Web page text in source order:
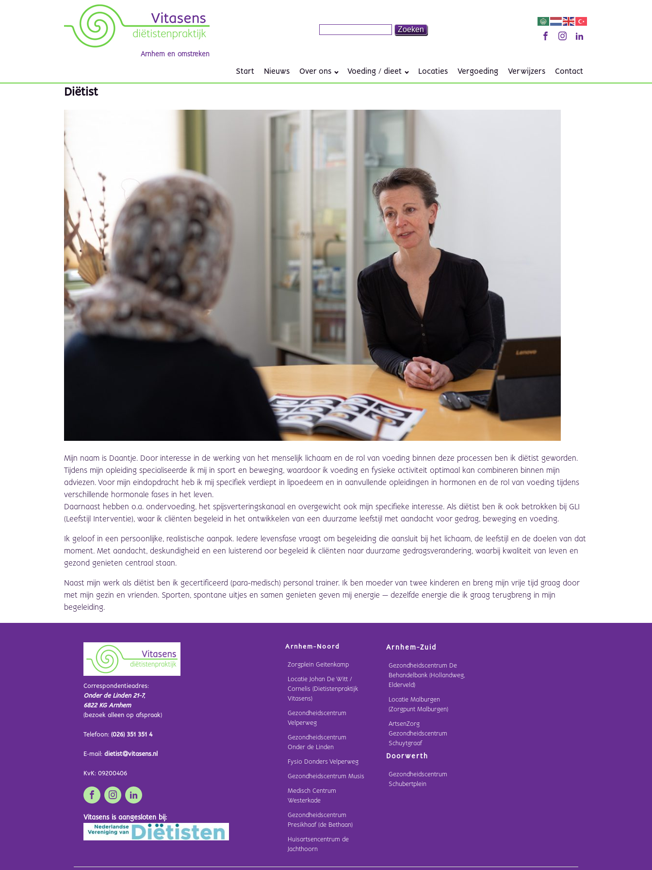
Arnhem en omstreken
Start Nieuws Over ons Voeding / dieet Locaties Vergoeding Verwijzers Contact
Diëtist
Mijn naam is Daantje. Door interesse in de werking van het menselijk lichaam en de rol van voeding binnen deze processen ben ik diëtist geworden.
Tijdens mijn opleiding specialiseerde ik mij in sport en beweging, waardoor ik voeding en fysieke activiteit optimaal kan combineren binnen mijn
adviezen. Voor mijn eindopdracht heb ik mij specifiek verdiept in lipoedeem en in aanvullende opleidingen in hormonen en de rol van voeding tijdens
verschillende hormonale fases in het leven.
Daarnaast hebben o.a. ondervoeding, het spijsverteringskanaal en overgewicht ook mijn specifieke interesse. Als diëtist ben ik ook betrokken bij GLI
(Leefstijl Interventie), waar ik cliënten begeleid in het ontwikkelen van een duurzame leefstijl met aandacht voor gedrag, beweging en voeding.
Ik geloof in een persoonlijke, realistische aanpak. Iedere levensfase vraagt om begeleiding die aansluit bij het lichaam, de leefstijl en de doelen van dat
moment. Met aandacht, deskundigheid en een luisterend oor begeleid ik cliënten naar duurzame gedragsverandering, waarbij kwaliteit van leven en
gezond genieten centraal staan.
Naast mijn werk als diëtist ben ik gecertificeerd (para‑medisch) personal trainer. Ik ben moeder van twee kinderen en breng mijn vrije tijd graag door
met mijn gezin en vrienden. Sporten, spontane uitjes en samen genieten geven mij energie — dezelfde energie die ik graag terugbreng in mijn
begeleiding.
Correspondentieadres:
Onder de Linden 21-7,
6822 KG Arnhem
(bezoek alleen op afspraak)
Telefoon: (026) 351 351 4
E-mail: dietist@vitasens.nl
KvK: 09200406
Vitasens is aangesloten bij:
Arnhem-Noord
Zorgplein Geitenkamp
Locatie Johan De Witt /
Cornelis (Dietistenpraktijk
Vitasens)
Gezondheidscentrum
Velperweg
Gezondheidscentrum
Onder de Linden
Fysio Donders Velperweg
Gezondheidscentrum Musis
Medisch Centrum
Westerkade
Gezondheidscentrum
Presikhaaf (de Bethaan)
Huisartsencentrum de
Jachthoorn
Arnhem-Zuid
Gezondheidscentrum De
Behandelbank (Hollandweg,
Elderveld)
Locatie Malburgen
(Zorgpunt Malburgen)
ArtsenZorg
Gezondheidscentrum
Schuytgraaf
Doorwerth
Gezondheidscentrum
Schubertplein